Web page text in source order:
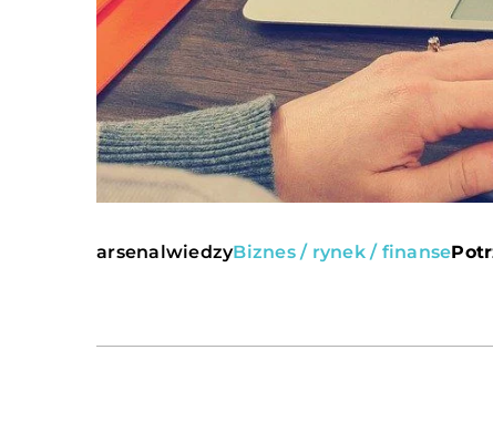
arsenalwiedzyBiznes / rynek / finanse